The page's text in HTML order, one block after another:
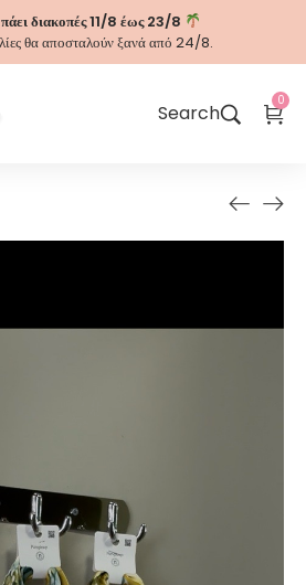
διακοπές 11/8 έως 23/8
θα αποσταλούν ξανά από 24/8.
Search
0